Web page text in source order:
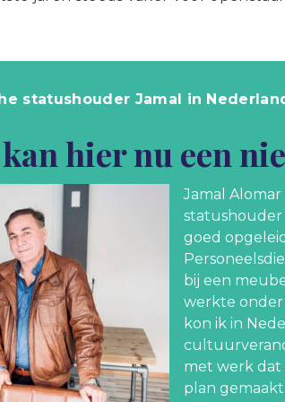
statushouder Jamal in
hier nu een
Jamal Alomar
statushouder
goed
bij een
werkte onder
kon ik in
met werk dat
plan